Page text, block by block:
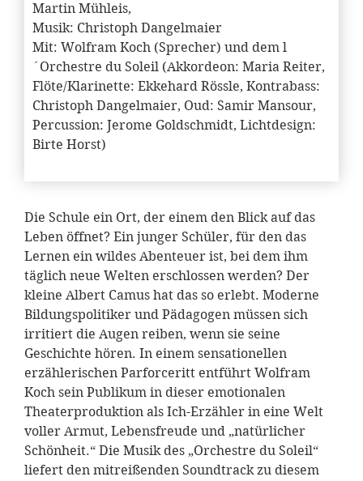
Martin Mühleis,
Musik: Christoph Dangelmaier
Mit: Wolfram Koch (Sprecher) und dem l
´Orchestre du Soleil (Akkordeon: Maria Reiter,
Flöte/Klarinette: Ekkehard Rössle, Kontrabass:
Christoph Dangelmaier, Oud: Samir Mansour,
Percussion: Jerome Goldschmidt, Lichtdesign:
Birte Horst)
Die Schule ein Ort, der einem den Blick auf das
Leben öffnet? Ein junger Schüler, für den das
Lernen ein wildes Abenteuer ist, bei dem ihm
täglich neue Welten erschlossen werden? Der
kleine Albert Camus hat das so erlebt. Moderne
Bildungspolitiker und Pädagogen müssen sich
irritiert die Augen reiben, wenn sie seine
Geschichte hören. In einem sensationellen
erzählerischen Parforceritt entführt Wolfram
Koch sein Publikum in dieser emotionalen
Theaterproduktion als Ich-Erzähler in eine Welt
voller Armut, Lebensfreude und „natürlicher
Schönheit.“ Die Musik des „Orchestre du Soleil“
liefert den mitreißenden Soundtrack zu diesem